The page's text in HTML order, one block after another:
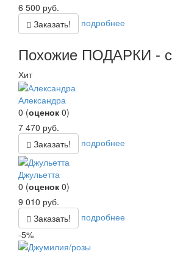
6 500 руб.
Заказать!
подробнее
Похожие ПОДАРКИ -
Хит
Александра
0 (оценок 0)
7 470 руб.
Заказать!
подробнее
Джульетта
0 (оценок 0)
9 010 руб.
Заказать!
подробнее
-5%